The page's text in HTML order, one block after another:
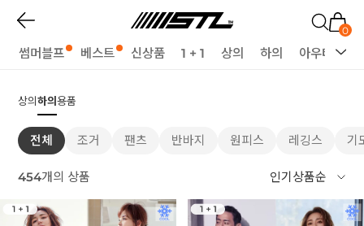
0
썸머블프 베스트 신상품 1 + 1 상의 하의 아우터
상의하의용품
전체 조거 팬츠 반바지 원피스 레깅스 기
454개의 상품